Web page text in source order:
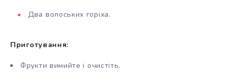
Два волоських горіха.
Приготування:
Фрукти вимийте і очистіть.